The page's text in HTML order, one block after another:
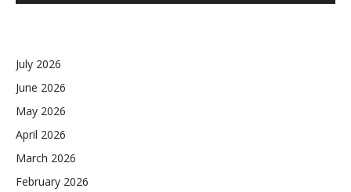
July 2026
June 2026
May 2026
April 2026
March 2026
February 2026